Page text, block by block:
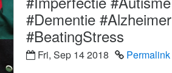
#Dementie #Alzheimer
#BeatingStress
Fri, Sep 14 2018
Permalink